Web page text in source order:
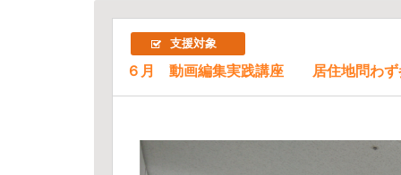
支援対象
６月 動画編集実践講座 居住地問わず